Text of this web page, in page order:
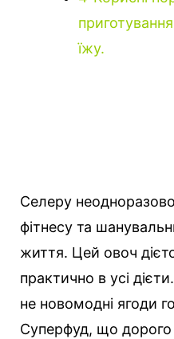
їжу.
Селеру
фітнесу та
життя. Цей овоч
практично в усі
не новомодні ягоди
Суперфуд, що